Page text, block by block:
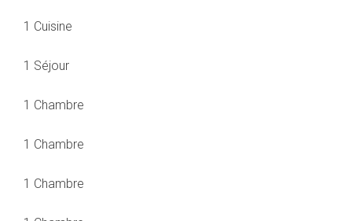
1 Cuisine
1 Séjour
1 Chambre
1 Chambre
1 Chambre